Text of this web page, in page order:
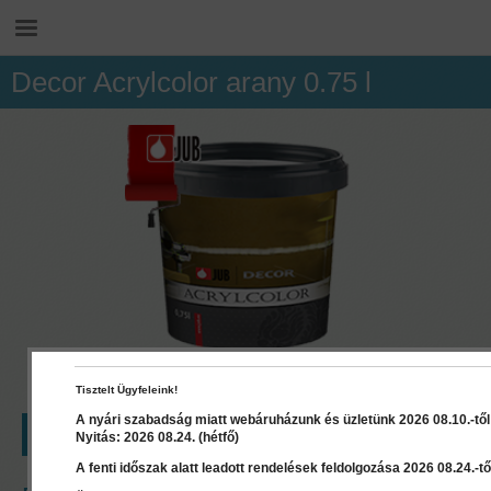
Decor Acrylcolor arany 0.75 l
LEÍRÁS RÉSZLETEK
Tisztelt Ügyfeleink!
A nyári szabadság miatt webáruházunk és üzletünk 2026 08.10.-
Nyitás: 2026 08.24. (hétfő)
A fenti időszak alatt leadott rendelések feldolgozása 2026 08.24.-